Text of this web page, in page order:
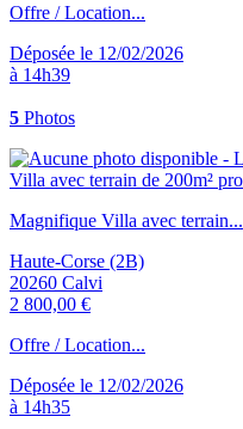
Offre / Location...
Déposée le 12/02/2026
à 14h39
5 Photos
Magnifique Villa avec terrain...
Haute-Corse (2B)
20260 Calvi
2 800,00 €
Offre / Location...
Déposée le 12/02/2026
à 14h35